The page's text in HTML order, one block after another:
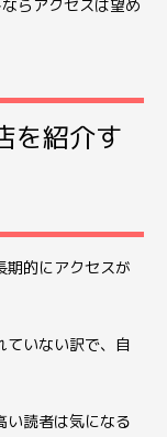
らアクセスは望め
を紹介す
期的にアクセスが
ていない訳で、自
い読者は気になる